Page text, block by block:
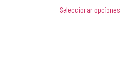
Seleccionar opciones